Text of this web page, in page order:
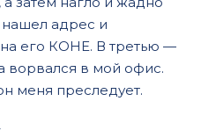
адрес и
его КОНЕ. В третью —
ворвался в мой офис.
меня преследует.